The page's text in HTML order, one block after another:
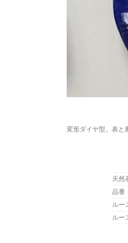
変形ダイヤ型。表と
天然
品番
ルー
ルー